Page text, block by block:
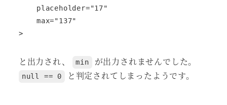
    placeholder="17"
    max="137"
と出力され、 min が出力されませんでした。
null == 0 と判定されてしまったようです。